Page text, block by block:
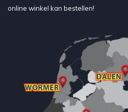
online winkel kan bestellen!